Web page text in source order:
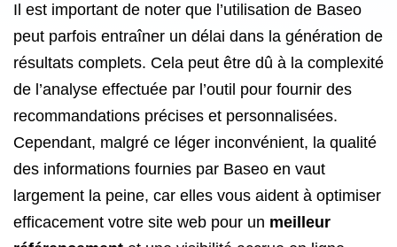
Il est important de noter que l’utilisation de Baseo
peut parfois entraîner un délai dans la génération de
résultats complets. Cela peut être dû à la complexité
de l’analyse effectuée par l’outil pour fournir des
recommandations précises et personnalisées.
Cependant, malgré ce léger inconvénient, la qualité
des informations fournies par Baseo en vaut
largement la peine, car elles vous aident à optimiser
efficacement votre site web pour un meilleur